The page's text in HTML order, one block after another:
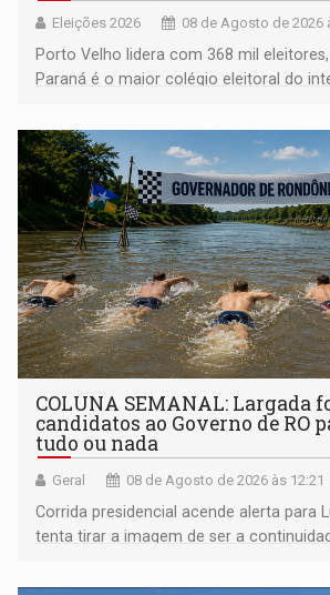
Eleições 2026 08 de Agosto de 2026
Porto Velho lidera com 368 mil
Paraná é o maior colégio eleitoral do
COLUNA SEMANAL: Largada
candidatos ao Governo de RO
tudo ou nada
Geral 08 de Agosto de 2026 às 12:21
Corrida presidencial acende alerta para
tenta tirar a imagem de ser a
não ter entrado no modo eleição;